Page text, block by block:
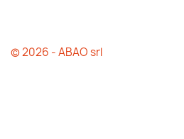
© 2026 - ABAO srl